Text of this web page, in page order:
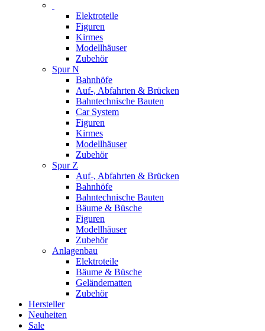
Elektroteile
Figuren
Kirmes
Modellhäuser
Zubehör
Spur N
Bahnhöfe
Auf-, Abfahrten & Brücken
Bahntechnische Bauten
Car System
Figuren
Kirmes
Modellhäuser
Zubehör
Spur Z
Auf-, Abfahrten & Brücken
Bahnhöfe
Bahntechnische Bauten
Bäume & Büsche
Figuren
Modellhäuser
Zubehör
Anlagenbau
Elektroteile
Bäume & Büsche
Geländematten
Zubehör
Hersteller
Neuheiten
Sale